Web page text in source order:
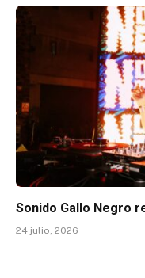
Sonido Gallo Negro
24 julio, 2026